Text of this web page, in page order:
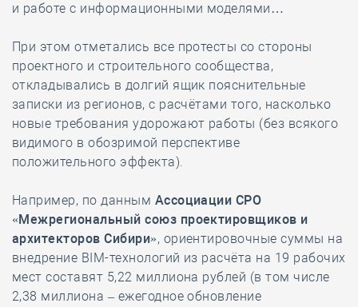
и работе с информационными моделями…
При этом отметались все протесты со стороны
проектного и строительного сообщества,
откладывались в долгий ящик пояснительные
записки из регионов, с расчётами того, насколько
новые требования удорожают работы (без всякого
видимого в обозримой перспективе
положительного эффекта).
Например, по данным Ассоциации СРО
«Межрегиональный союз проектировщиков и
архитекторов Сибири», ориентировочные суммы на
внедрение BIM-технологий из расчёта на 19 рабочих
мест составят 5,22 миллиона рублей (в том числе
2,38 миллиона – ежегодное обновление